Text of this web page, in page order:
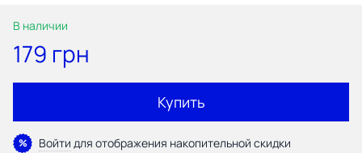
В наличии
179 грн
Купить
% Войти для отображения накопительной скидки